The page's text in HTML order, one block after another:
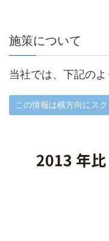
施策について
当社では、下記の